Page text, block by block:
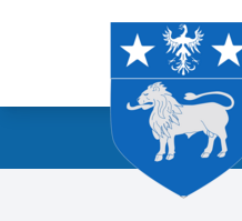
AccueilMenu
/ Vos